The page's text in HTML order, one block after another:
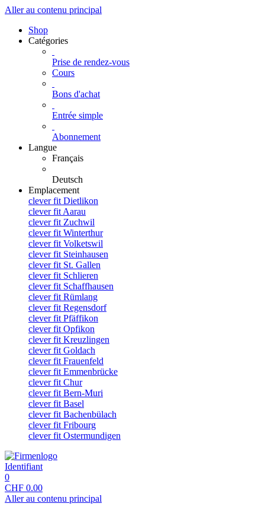
Aller au contenu principal
Shop
Catégories
Prise de rendez-vous
Cours
Bons d'achat
Entrée simple
Abonnement
Langue
Français
Deutsch
Emplacement
clever fit Dietlikon
clever fit Aarau
clever fit Zuchwil
clever fit Winterthur
clever fit Volketswil
clever fit Steinhausen
clever fit St. Gallen
clever fit Schlieren
clever fit Schaffhausen
clever fit Rümlang
clever fit Regensdorf
clever fit Pfäffikon
clever fit Opfikon
clever fit Kreuzlingen
clever fit Goldach
clever fit Frauenfeld
clever fit Emmenbrücke
clever fit Chur
clever fit Bern-Muri
clever fit Basel
clever fit Bachenbülach
clever fit Fribourg
clever fit Ostermundigen
Identifiant
0
CHF 0.00
Aller au contenu principal